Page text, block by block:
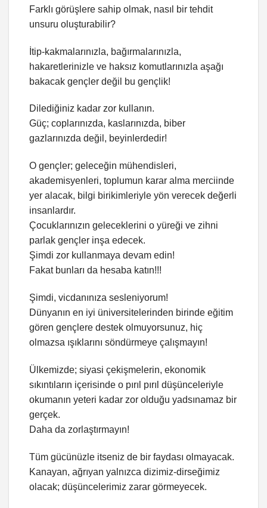
Farklı görüşlere sahip olmak, nasıl bir tehdit
unsuru oluşturabilir?
İtip-kakmalarınızla, bağırmalarınızla,
hakaretlerinizle ve haksız komutlarınızla aşağı
bakacak gençler değil bu gençlik!
Dilediğiniz kadar zor kullanın.
Güç; coplarınızda, kaslarınızda, biber
gazlarınızda değil, beyinlerdedir!
O gençler; geleceğin mühendisleri,
akademisyenleri, toplumun karar alma merciinde
yer alacak, bilgi birikimleriyle yön verecek değerli
insanlardır.
Çocuklarınızın geleceklerini o yüreği ve zihni
parlak gençler inşa edecek.
Şimdi zor kullanmaya devam edin!
Fakat bunları da hesaba katın!!!
Şimdi, vicdanınıza sesleniyorum!
Dünyanın en iyi üniversitelerinden birinde eğitim
gören gençlere destek olmuyorsunuz, hiç
olmazsa ışıklarını söndürmeye çalışmayın!
Ülkemizde; siyasi çekişmelerin, ekonomik
sıkıntıların içerisinde o pırıl pırıl düşünceleriyle
okumanın yeteri kadar zor olduğu yadsınamaz bir
gerçek.
Daha da zorlaştırmayın!
Tüm gücünüzle itseniz de bir faydası olmayacak.
Kanayan, ağrıyan yalnızca dizimiz-dirseğimiz
olacak; düşüncelerimiz zarar görmeyecek.